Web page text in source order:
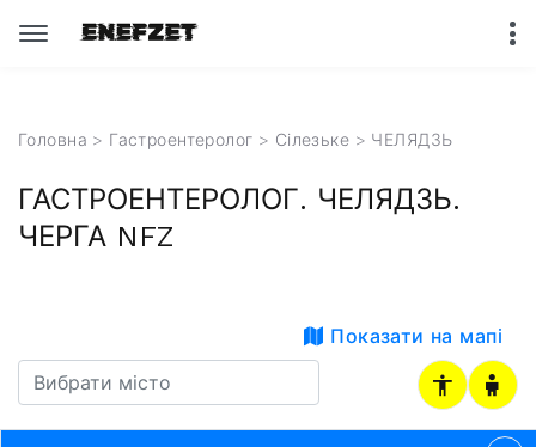
Головна > Гастроентеролог > Сілезьке > ЧЕЛЯДЗЬ
ГАСТРОЕНТЕРОЛОГ. ЧЕЛЯДЗЬ.
ЧЕРГА NFZ
Показати на мапі